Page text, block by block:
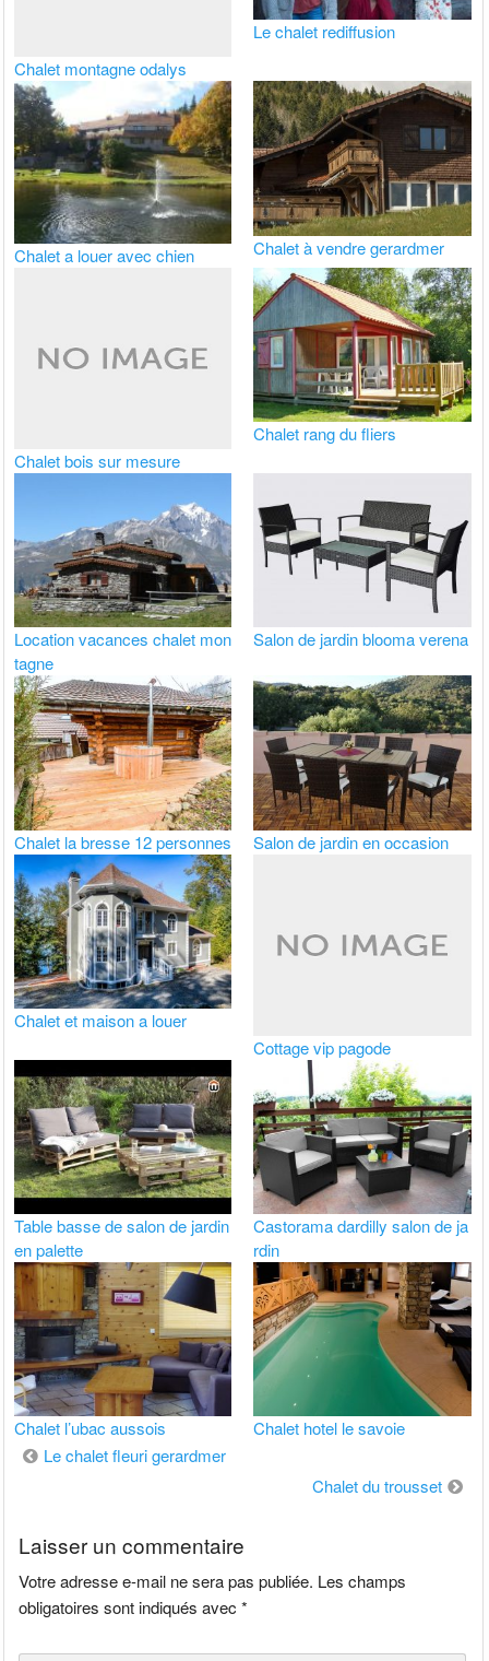
Chalet montagne odalys
Le chalet rediffusion
Chalet a louer avec chien Chalet à vendre gerardmer
Chalet bois sur mesure
Chalet rang du fliers
Location vacances chalet mon
tagne
Salon de jardin blooma verena
Chalet la bresse 12 personnes Salon de jardin en occasion
Chalet et maison a louer
Cottage vip pagode
Table basse de salon de jardin
en palette
Castorama dardilly salon de ja
rdin
Chalet l’ubac aussois Chalet hotel le savoie
Navigation
Le chalet fleuri gerardmer
Chalet du trousset
Laisser un commentaire
Votre adresse e-mail ne sera pas publiée. Les champs
obligatoires sont indiqués avec*